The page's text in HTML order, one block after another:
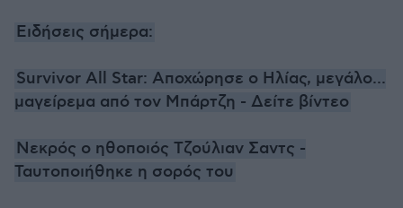
Ειδήσεις σήμερα:
Survivor All Star: Αποχώρησε ο Ηλίας, μεγάλο...
μαγείρεμα από τον Μπάρτζη - Δείτε βίντεο
Νεκρός ο ηθοποιός Τζούλιαν Σαντς -
Ταυτοποιήθηκε η σορός του